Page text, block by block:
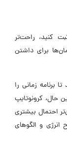
کنید، راحت‌تر
برای داشتن
برنامه زمانی را
حال، کرونوتایپ
احتمال بیشتری
و الگوهای